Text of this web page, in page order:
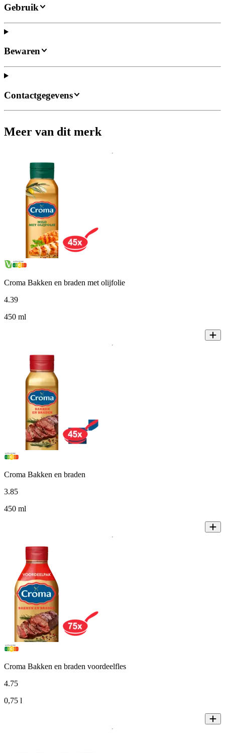
Gebruik
Bewaren
Contactgegevens
Meer van dit merk
Croma Bakken en braden met olijfolie
4.39
450 ml
Croma Bakken en braden
3.85
450 ml
Croma Bakken en braden voordeelfles
4.75
0,75 l